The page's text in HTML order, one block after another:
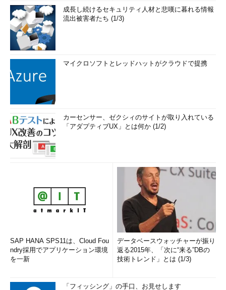
成長し続けるセキュリティ人材と悲嘆に暮れる情報
流出被害者たち (1/3)
マイクロソフトとレッドハットがクラウドで提携
カーセンサー、ゼクシィのサイトが取り入れている
「アダプティブUX」とは何か (1/2)
SAP HANA SPS11は、Cloud Fou
ndry採用でアプリケーション環境
を一新
データベースウォッチャーが振り
返る2015年、「次に“来る”DBの
技術トレンド」とは (1/3)
「フィッシング」の手口、お見せします